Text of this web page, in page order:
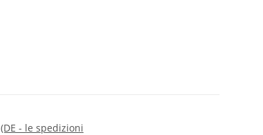
(DE - le spedizioni